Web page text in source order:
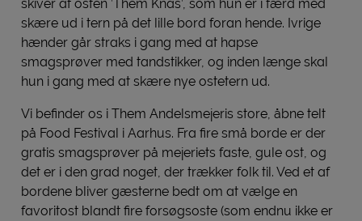
skiver af osten ’Them Knas’, som hun er i færd med
skære ud i tern på det lille bord foran hende. Ivrige
hænder går straks i gang med at hapse
smagsprøver med tandstikker, og inden længe skal
hun i gang med at skære nye ostetern ud.
Vi befinder os i Them Andelsmejeris store, åbne telt
på Food Festival i Aarhus. Fra fire små borde er der
gratis smagsprøver på mejeriets faste, gule ost, og
det er i den grad noget, der trækker folk til. Ved et af
bordene bliver gæsterne bedt om at vælge en
favoritost blandt fire forsøgsoste (som endnu ikke er